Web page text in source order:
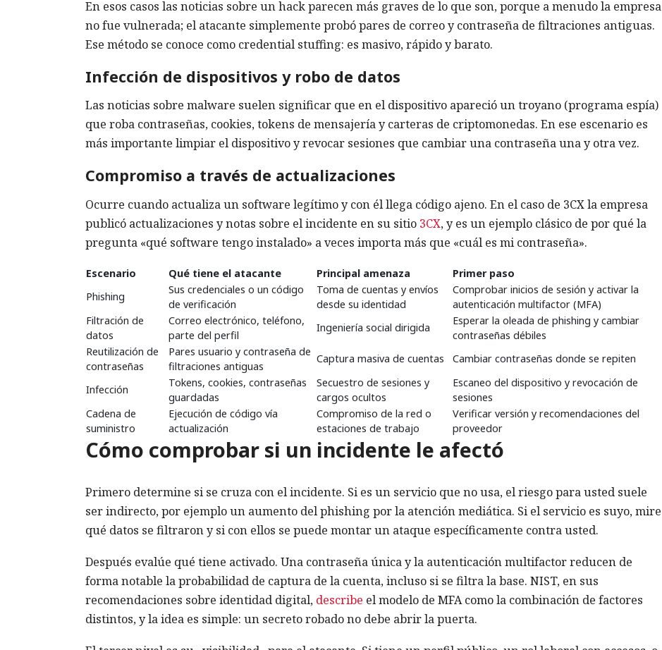
En esos casos las noticias sobre un hack parecen más graves de lo que son, porque a menudo la empresa
no fue vulnerada; el atacante simplemente probó pares de correo y contraseña de filtraciones antiguas.
Ese método se conoce como credential stuffing: es masivo, rápido y barato.
Infección de dispositivos y robo de datos
Las noticias sobre malware suelen significar que en el dispositivo apareció un troyano (programa espía)
que roba contraseñas, cookies, tokens de mensajería y carteras de criptomonedas. En ese escenario es
más importante limpiar el dispositivo y revocar sesiones que cambiar una contraseña una y otra vez.
Compromiso a través de actualizaciones
Ocurre cuando actualiza un software legítimo y con él llega código ajeno. En el caso de 3CX la empresa
publicó actualizaciones y notas sobre el incidente en su sitio 3CX, y es un ejemplo clásico de por qué la
pregunta «qué software tengo instalado» a veces importa más que «cuál es mi contraseña».
Escenario Qué tiene el atacante Principal amenaza
Primer paso
Phishing
Sus credenciales o un código
de verificación
Toma de cuentas y envíos
desde su identidad
Comprobar inicios de sesión y activar la
autenticación multifactor (MFA)
Filtración de
datos
Correo electrónico, teléfono,
parte del perfil
Ingeniería social dirigida
Esperar la oleada de phishing y cambiar
contraseñas débiles
Reutilización de
contraseñas
Pares usuario y contraseña de
filtraciones antiguas
Captura masiva de cuentas Cambiar contraseñas donde se repiten
Infección
Tokens, cookies, contraseñas
guardadas
Secuestro de sesiones y
cargos ocultos
Escaneo del dispositivo y revocación de
sesiones
Cadena de
suministro
Ejecución de código vía
actualización
Compromiso de la red o
estaciones de trabajo
Verificar versión y recomendaciones del
proveedor
Cómo comprobar si un incidente le afectó
Primero determine si se cruza con el incidente. Si es un servicio que no usa, el riesgo para usted suele
ser indirecto, por ejemplo un aumento del phishing por la atención mediática. Si el servicio es suyo, mire
qué datos se filtraron y si con ellos se puede montar un ataque específicamente contra usted.
Después evalúe qué tiene activado. Una contraseña única y la autenticación multifactor reducen de
forma notable la probabilidad de captura de la cuenta, incluso si se filtra la base. NIST, en sus
recomendaciones sobre identidad digital, describe el modelo de MFA como la combinación de factores
distintos, y la idea es simple: un secreto robado no debe abrir la puerta.